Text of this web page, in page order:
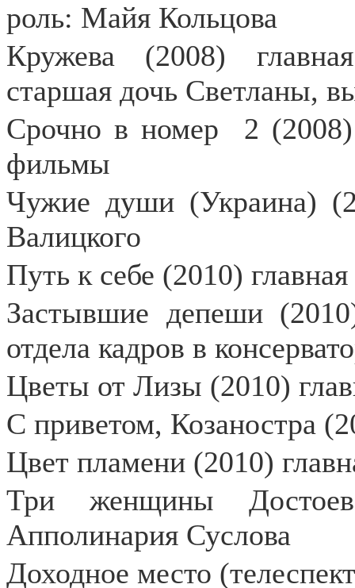
роль: Майя Кольцова
Кружева (2008)
старшая дочь Светланы,
Срочно в номер
2
фильмы
Чужие души (Украина)
Валицкого
Путь к себе (2010)
Застывшие депеши
отдела кадров в
Цветы от Лизы (2010)
С приветом, Козаностра
Цвет пламени (2010)
Три женщины
Апполинария Суслова
Доходное место